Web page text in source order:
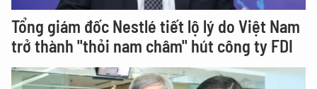
Tổng giám đốc Nestlé tiết lộ lý do Việt Nam
trở thành "thỏi nam châm" hút công ty FDI